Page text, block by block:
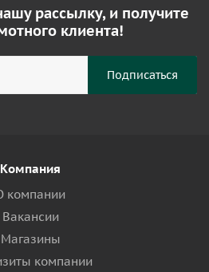
рассылку, и получите
клиента!
Компания
компании
Вакансии
Магазины
компании